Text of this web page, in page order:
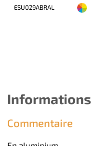
ESU029ABRAL
Informations
Commentaire